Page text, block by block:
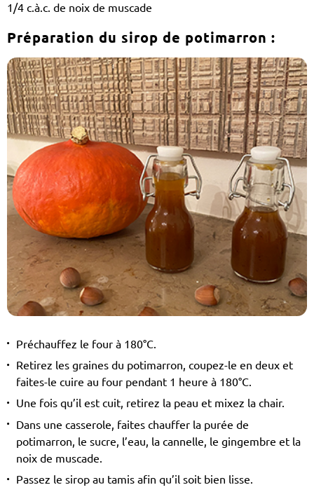
1/4 c.à.c. de noix de muscade
Préparation du sirop de potimarron :
Préchauffez le four à 180°C.
Retirez les graines du potimarron, coupez-le en deux et
faites-le cuire au four pendant 1 heure à 180°C.
Une fois qu’il est cuit, retirez la peau et mixez la chair.
Dans une casserole, faites chauffer la purée de
potimarron, le sucre, l’eau, la cannelle, le gingembre et la
noix de muscade.
Passez le sirop au tamis afin qu’il soit bien lisse.